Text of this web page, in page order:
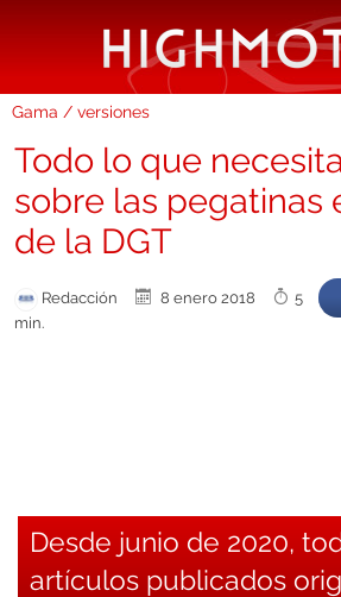
Gama / versiones
Todo lo que
sobre las pegatinas
de la DGT
Redacción 8 enero 2018
5
min.
Desde junio de 2020,
artículos publicados